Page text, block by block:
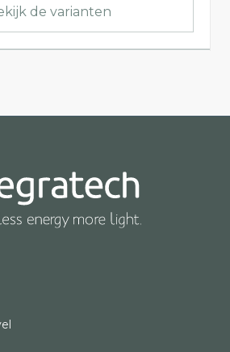
de varianten